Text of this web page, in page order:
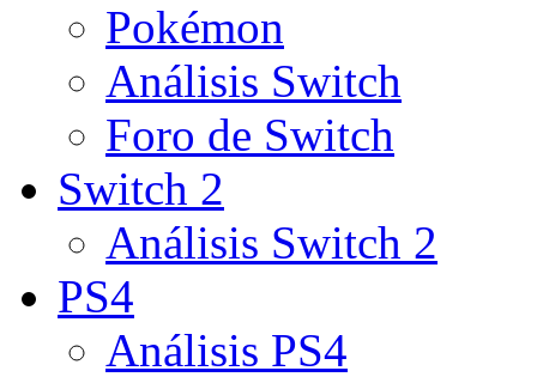
Pokémon
Análisis Switch
Foro de Switch
Switch 2
Análisis Switch 2
PS4
Análisis PS4